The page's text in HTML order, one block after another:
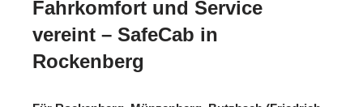
Fahrkomfort und Service
vereint – SafeCab in
Rockenberg